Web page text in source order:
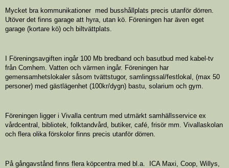
Mycket bra kommunikationer med busshållplats precis utanför dörren.
Utöver det finns garage att hyra, utan kö. Föreningen har även eget
garage (kortare kö) och biltvättplats.
I Föreningsavgiften ingår 100 Mb bredband och basutbud med kabel-tv
från Comhem. Vatten och värmen ingår. Föreningen har
gemensamhetslokaler såsom tvättstugor, samlingssal/festlokal, (max 50
personer) med gästlägenhet (100kr/dygn) bastu, solarium och gym.
Föreningen ligger i Vivalla centrum med utmärkt samhällsservice ex
vårdcentral, bibliotek, folktandvård, butiker, café, frisör mm. Vivallaskolan
och flera olika förskolor finns precis utanför dörren.
På gångavstånd finns flera köpcentra med bl.a. ICA Maxi, Coop, Willys,